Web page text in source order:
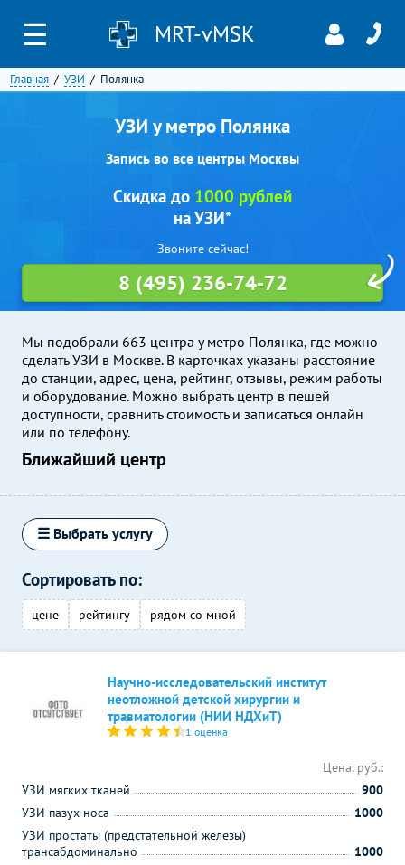
☰ MRT-vMSK
Главная УЗИ Полянка
УЗИ у метро Полянка
Запись во все центры Москвы
Мы подобрали 663 центра у метро Полянка, где можно
сделать УЗИ в Москве. В карточках указаны расстояние
до станции, адрес, цена, рейтинг, отзывы, режим работы
и оборудование. Можно выбрать центр в пешей
доступности, сравнить стоимость и записаться онлайн
или по телефону.
Ближайший центр
Скидка до 1000 рублей
на УЗИ*
Звоните сейчас!
8 (495) 236-74-72
☰ Выбрать услугу
Сортировать по:
цене рейтингу рядом со мной
Научно-исследовательский институт
неотложной детской хирургии и
травматологии (НИИ НДХиТ)
1 оценка
Цена, руб.:
УЗИ мягких тканей
900
УЗИ пазух носа
1000
УЗИ простаты (предстательной железы)
трансабдоминально
1000